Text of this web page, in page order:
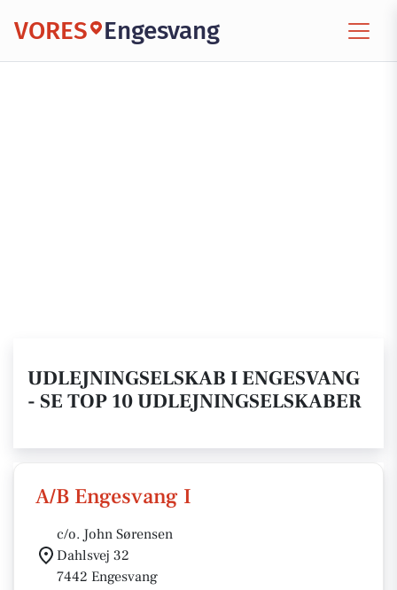
VORES Engesvang
UDLEJNINGSELSKAB I ENGESVANG
- SE TOP 10 UDLEJNINGSELSKABER
A/B Engesvang I
c/o. John Sørensen
Dahlsvej 32
7442 Engesvang